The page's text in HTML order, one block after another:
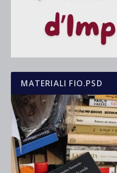
MATERIALI FIO.PSD